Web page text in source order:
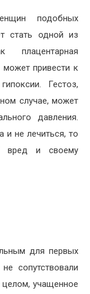
подобных
стать одной из
привести к
Гестоз,
случае, может
давления.
и не лечиться, то
вред и своему
для первых
сопутствовали
учащенное